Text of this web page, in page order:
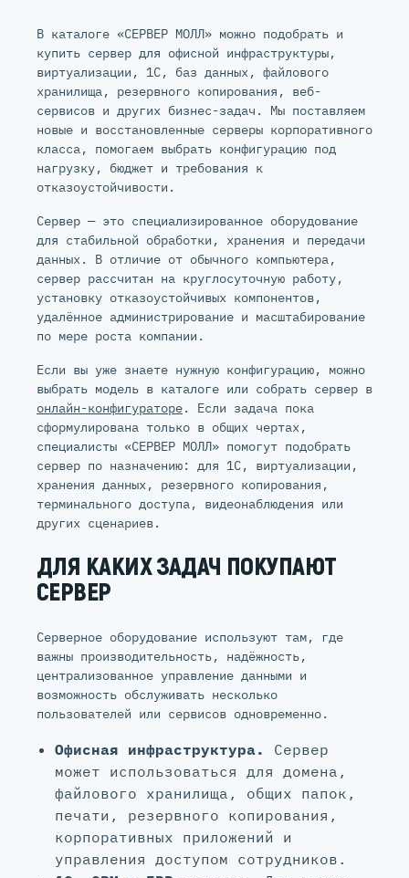
В каталоге «СЕРВЕР МОЛЛ» можно подобрать и
купить сервер для офисной инфраструктуры,
виртуализации, 1С, баз данных, файлового
хранилища, резервного копирования, веб-
сервисов и других бизнес-задач. Мы поставляем
новые и восстановленные серверы корпоративного
класса, помогаем выбрать конфигурацию под
нагрузку, бюджет и требования к
отказоустойчивости.
Сервер — это специализированное оборудование
для стабильной обработки, хранения и передачи
данных. В отличие от обычного компьютера,
сервер рассчитан на круглосуточную работу,
установку отказоустойчивых компонентов,
удалённое администрирование и масштабирование
по мере роста компании.
Если вы уже знаете нужную конфигурацию, можно
выбрать модель в каталоге или собрать сервер в
онлайн-конфигураторе. Если задача пока
сформулирована только в общих чертах,
специалисты «СЕРВЕР МОЛЛ» помогут подобрать
сервер по назначению: для 1С, виртуализации,
хранения данных, резервного копирования,
терминального доступа, видеонаблюдения или
других сценариев.
ДЛЯ КАКИХ ЗАДАЧ ПОКУПАЮТ
СЕРВЕР
Серверное оборудование используют там, где
важны производительность, надёжность,
централизованное управление данными и
возможность обслуживать несколько
пользователей или сервисов одновременно.
Офисная инфраструктура.
Сервер
может использоваться для домена,
файлового хранилища, общих папок,
печати, резервного копирования,
корпоративных приложений и
управления доступом сотрудников.